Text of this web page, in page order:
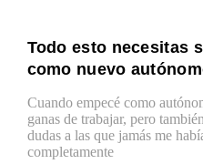
Todo esto necesitas
como nuevo
Cuando empecé como
ganas de trabajar, pero
dudas a las que jamás me
completamente